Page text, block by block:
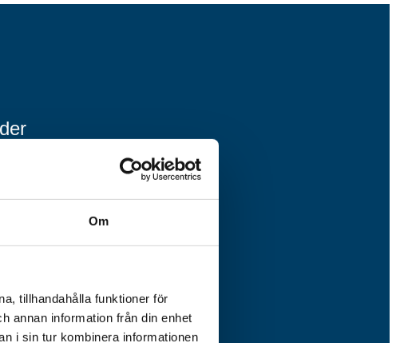
Om
tillhandahålla funktioner för
annan information från din enhet
i sin tur kombinera informationen
11.30 – 12.30